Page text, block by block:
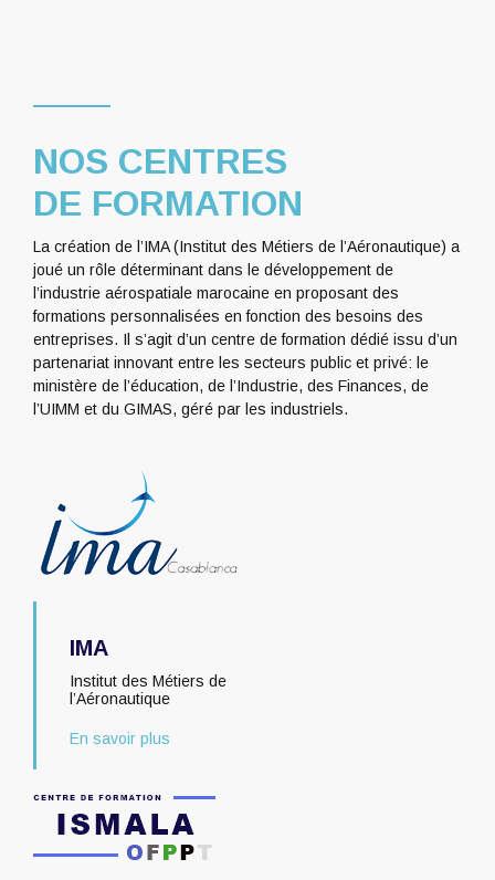
NOS CENTRES
DE FORMATION
La création de l’IMA (Institut des Métiers de l’Aéronautique) a
joué un rôle déterminant dans le développement de
l’industrie aérospatiale marocaine en proposant des
formations personnalisées en fonction des besoins des
entreprises. Il s’agit d’un centre de formation dédié issu d’un
partenariat innovant entre les secteurs public et privé: le
ministère de l’éducation, de l’Industrie, des Finances, de
l’UIMM et du GIMAS, géré par les industriels.
IMA
Institut des Métiers de
l’Aéronautique
En savoir plus